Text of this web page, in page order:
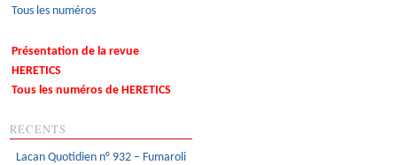
Tous les numéros
Présentation de la revue
HERETICS
Tous les numéros de HERETICS
RÉCENTS
Lacan Quotidien n° 932 – Fumaroli